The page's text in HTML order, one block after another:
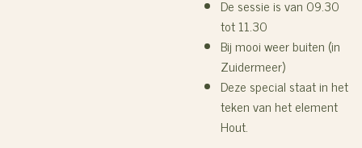
De sessie is van 09.30
tot 11.30
Bij mooi weer buiten (in
Zuidermeer)
Deze special staat in het
teken van het element
Hout.